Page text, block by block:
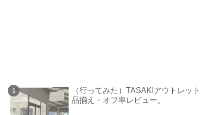
（行ってみた）TASAKIアウトレット
品揃え・オフ率レビュー。